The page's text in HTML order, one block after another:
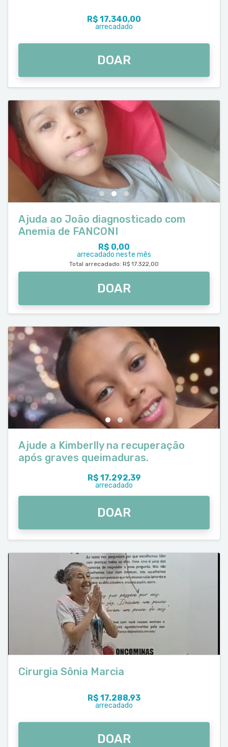
R$ 17.340,00
arrecadado
DOAR
Ajuda ao João diagnosticado com
Anemia de FANCONI
R$ 0,00
arrecadado neste mês
Total arrecadado: R$ 17.322,00
DOAR
Ajude a Kimberlly na recuperação
após graves queimaduras.
R$ 17.292,39
arrecadado
DOAR
Cirurgia Sônia Marcia
R$ 17.288,93
arrecadado
DOAR